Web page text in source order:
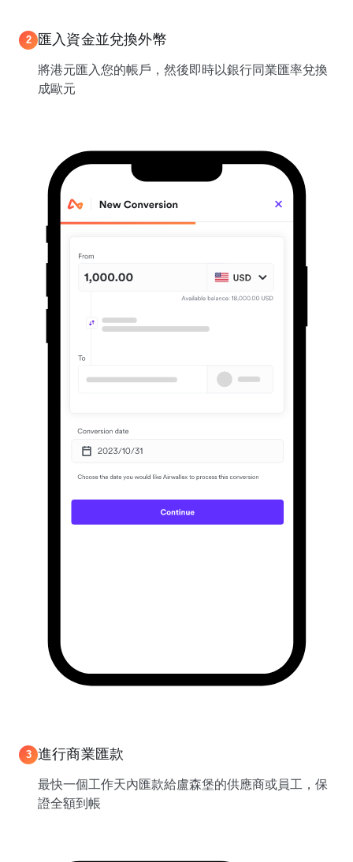
2 匯入資金並兌換外幣
將港元匯入您的帳戶，然後即時以銀行同業匯率兌換
成歐元
3 進行商業匯款
最快一個工作天內匯款給盧森堡的供應商或員工，保
證全額到帳